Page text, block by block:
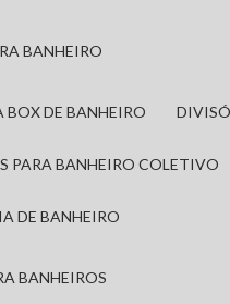
BANHEIRO
BOX DE BANHEIRO
PARA BANHEIRO COLETIVO
DE BANHEIRO
BANHEIROS